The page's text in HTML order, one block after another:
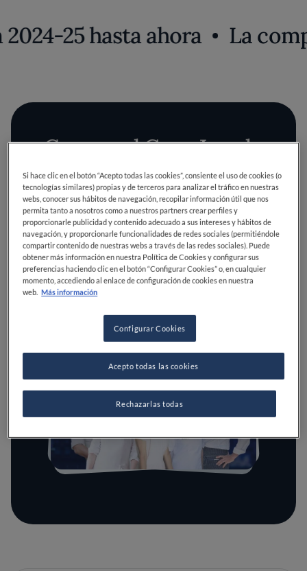
25 hasta ahora La
Conoce al Gran Jurado
Estos siete chefs de renombre mundial elegirán al
ganador en uno de los mayores eventos de la
gastronomía global: la Gran Final de la S.Pellegrino
Young Chef Academy Competition, que se
celebrará en Milán a finales de 2025, donde
degustarán los platos emblemáticos de 15 jóvenes
promesas en una emocionante final culinaria.
Si hace clic en el botón “Acepto todas las cookies”, consiente el uso de cookies (o
tecnologías similares) propias y de terceros para analizar el tráfico en nuestras
webs, conocer sus hábitos de navegación, recopilar información útil que nos
permita tanto a nosotros como a nuestros partners crear perfiles y
proporcionarle publicidad y contenido adecuado a sus intereses y hábitos de
navegación, y proporcionarle funcionalidades de redes sociales (permitiéndole
compartir contenido de nuestras webs a través de las redes sociales). Puede
obtener más información en nuestra Política de Cookies y configurar sus
preferencias haciendo clic en el botón “Configurar Cookies” o, en cualquier
momento, accediendo al enlace de configuración de cookies en nuestra
web. Más información
Configurar Cookies
Rechazarlas todas
Acepto todas las cookies